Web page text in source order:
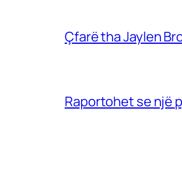
Çfarë tha Jaylen
Raportohet se një